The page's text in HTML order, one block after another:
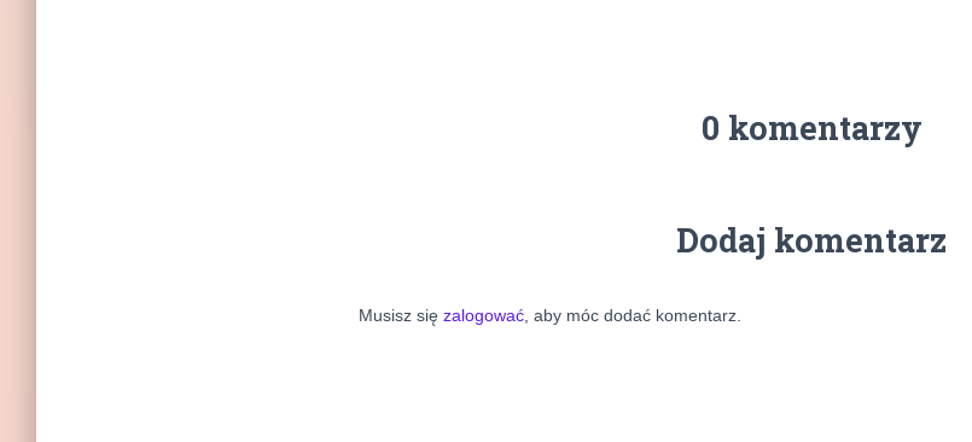
0 komentarzy
Dodaj komentarz
Musisz się zalogować , aby móc dodać komentarz.